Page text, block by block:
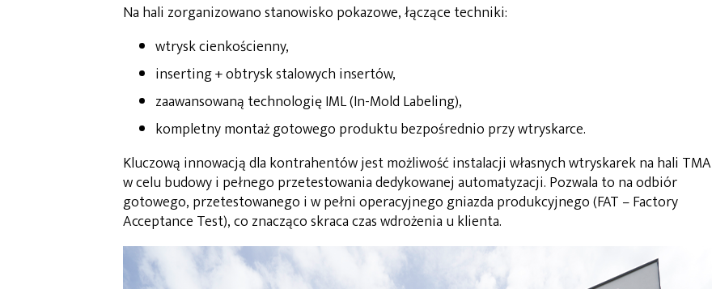
Na hali zorganizowano stanowisko pokazowe, łączące techniki:
wtrysk cienkościenny,
inserting + obtrysk stalowych insertów,
zaawansowaną technologię IML (In-Mold Labeling),
kompletny montaż gotowego produktu bezpośrednio przy wtryskarce.
Kluczową innowacją dla kontrahentów jest możliwość instalacji własnych wtryskarek na hali TMA
w celu budowy i pełnego przetestowania dedykowanej automatyzacji. Pozwala to na odbiór
gotowego, przetestowanego i w pełni operacyjnego gniazda produkcyjnego (FAT – Factory
Acceptance Test), co znacząco skraca czas wdrożenia u klienta.